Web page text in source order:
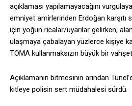
açıklaması yapılamayacağını
emniyet amirlerinden Erdoğan karşıtı
için yoğun ricalar/uyarılar gelirken,
ulaşmaya çabalayan yüzlerce kişiye
TOMA kullanmaksızın büyük bir
Açıklamanın bitmesinin arından
kitleye polisin sert müdahalesi sürdü.